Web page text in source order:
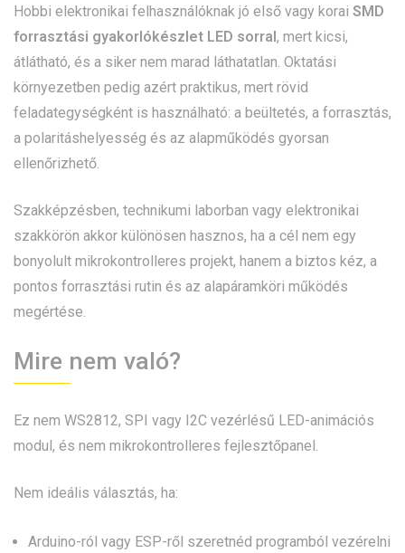
Hobbi elektronikai felhasználóknak jó első vagy korai SMD
forrasztási gyakorlókészlet LED sorral, mert kicsi,
átlátható, és a siker nem marad láthatatlan. Oktatási
környezetben pedig azért praktikus, mert rövid
feladategységként is használható: a beültetés, a forrasztás,
a polaritáshelyesség és az alapműködés gyorsan
ellenőrizhető.
Szakképzésben, technikumi laborban vagy elektronikai
szakkörön akkor különösen hasznos, ha a cél nem egy
bonyolult mikrokontrolleres projekt, hanem a biztos kéz, a
pontos forrasztási rutin és az alapáramköri működés
megértése.
Mire nem való?
Ez nem WS2812, SPI vagy I2C vezérlésű LED-animációs
modul, és nem mikrokontrolleres fejlesztőpanel.
Nem ideális választás, ha:
Arduino-ról vagy ESP-ről szeretnéd programból vezérelni